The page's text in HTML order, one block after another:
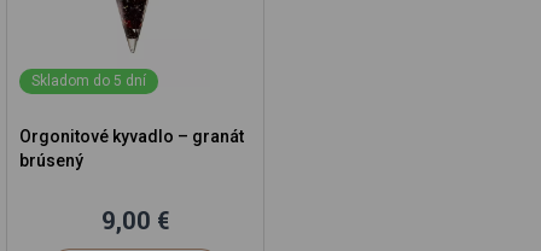
Skladom do 5 dní
Orgonitové kyvadlo – granát
brúsený
9,00 €